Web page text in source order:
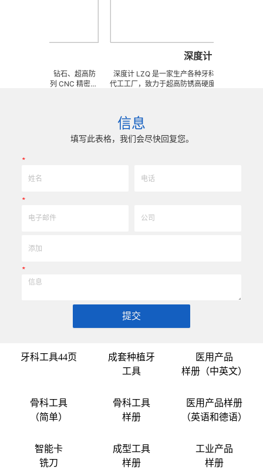
、钨钢、钻石、超高防
、钛等系列 CNC 精密刀
深度计
深度计 LZQ 是一家生产各种牙科种植工具部件的
代工工厂，致力于超高防锈高硬度高耐磨、高刚性、
精密技术生产加工能力，实现高效率，低成本的应用
我们专业为客户生产成套手术工具。 有大量现货，亦
来图来样任意定制各种牙科种植工具部件，而且性价
高。
信息
填写此表格，我们会尽快回复您。
*
*
*
提交
牙科工具44页
成套种植牙
工具
医用产品
样册（中英文）
骨科工具
（简单）
骨科工具
样册
医用产品样册
（英语和德语）
智能卡
铣刀
成型工具
样册
工业产品
样册